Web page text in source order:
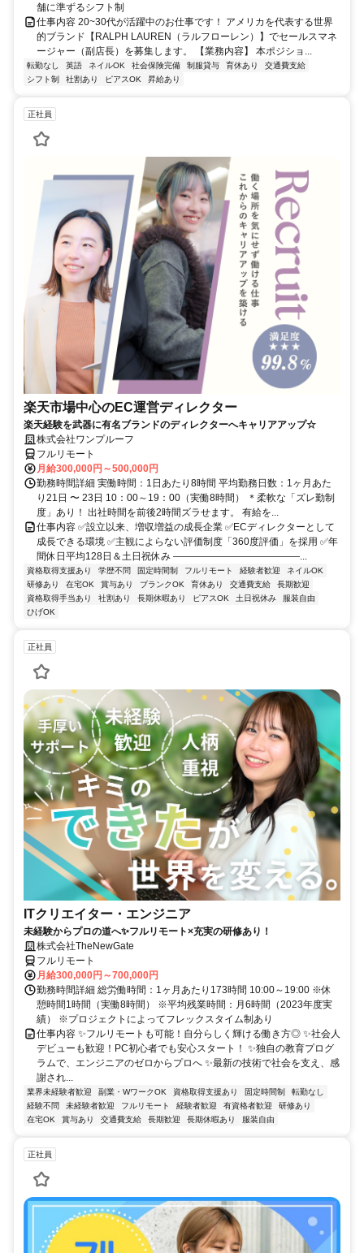
舗に準ずるシフト制
仕事内容 20~30代が活躍中のお仕事です！ アメリカを代表する世界
的ブランド【RALPH LAUREN（ラルフローレン）】でセールスマネ
ージャー（副店長）を募集します。 【業務内容】 本ポジショ...
転勤なし 英語 ネイルOK 社会保険完備 制服貸与 育休あり
交通費支給
シフト制
社割あり ピアスOK 昇給あり
正社員
楽天市場中心のEC運営ディレクター
楽天経験を武器に有名ブランドのディレクターへキャリアアップ☆
株式会社ワンプルーフ
フルリモート
月給300,000円～500,000円
勤務時間詳細 実働時間：1日あたり8時間 平均勤務日数：1ヶ月あた
り21日 〜 23日 10：00～19：00（実働8時間） ＊柔軟な「ズレ勤制
度」あり！ 出社時間を前後2時間ズラせます。 有給を...
仕事内容 ✅設立以来、増収増益の成長企業 ✅ECディレクターとして
成長できる環境 ✅主観によらない評価制度「360度評価」を採用 ✅年
間休日平均128日＆土日祝休み ―――――――――――――...
資格取得支援あり 学歴不問 固定時間制 フルリモート 経験者歓迎
ネイルOK
研修あり
在宅OK 賞与あり ブランクOK 育休あり 交通費支給
長期歓迎
資格取得手当あり
社割あり 長期休暇あり ピアスOK 土日祝休み
服装自由
ひげOK
正社員
ITクリエイター・エンジニア
未経験からプロの道へ✨フルリモート×充実の研修あり！
株式会社TheNewGate
フルリモート
月給300,000円～700,000円
勤務時間詳細 総労働時間：1ヶ月あたり173時間 10:00～19:00 ※休
憩時間1時間（実働8時間） ※平均残業時間：月6時間（2023年度実
績） ※プロジェクトによってフレックスタイム制あり
仕事内容 ✨フルリモートも可能！自分らしく輝ける働き方◎ ✨社会人
デビューも歓迎！PC初心者でも安心スタート！ ✨独自の教育プログ
ラムで、エンジニアのゼロからプロへ ✨最新の技術で社会を支え、感
謝され...
業界未経験者歓迎 副業・WワークOK 資格取得支援あり 固定時間制
転勤なし
経験不問
未経験者歓迎 フルリモート 経験者歓迎 有資格者歓迎
研修あり
在宅OK
賞与あり 交通費支給 長期歓迎 長期休暇あり 服装自由
正社員